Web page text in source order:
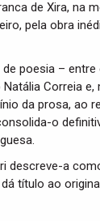
de Xira, na
pela obra
poesia –
Correia
da prosa, ao
o
descreve-a
título ao